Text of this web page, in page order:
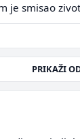
je smisao
PRIKAŽI